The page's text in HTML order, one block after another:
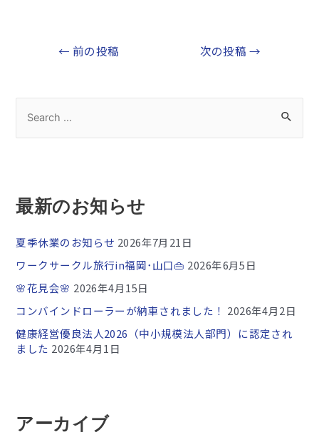
← 前の投稿 次の投稿 →
最新のお知らせ
夏季休業のお知らせ 2026年7月21日
ワークサークル旅行in福岡･山口👜 2026年6月5日
🌸花見会🌸 2026年4月15日
コンバインドローラーが納車されました！ 2026年4月2日
健康経営優良法人2026（中小規模法人部門）に認定され
ました 2026年4月1日
アーカイブ